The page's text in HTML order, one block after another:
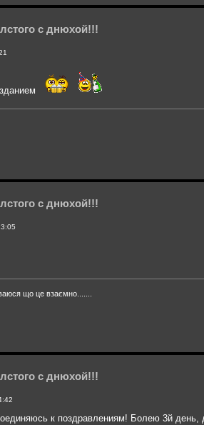
с днюхой!!!
с днюхой!!!
що це взаємно.......
с днюхой!!!
к поздравлениям! Болею 3й день,